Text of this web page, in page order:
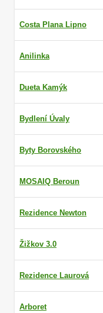
Costa Plana Lipno
Anilinka
Dueta Kamýk
Bydlení Úvaly
Byty Borovského
MOSAIQ Beroun
Rezidence Newton
Žižkov 3.0
Rezidence Laurová
Arboret